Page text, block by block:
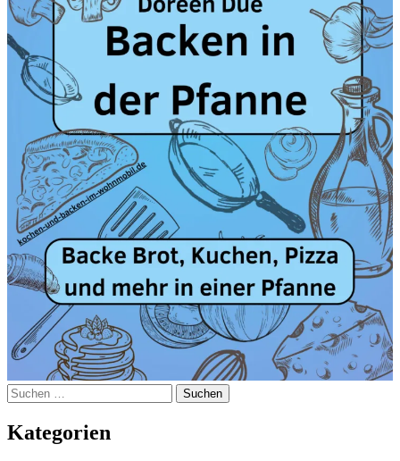
Suchen
nach:
Kategorien